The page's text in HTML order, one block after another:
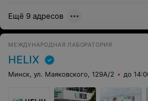
Ещё 9 адресов
МЕЖДУНАРОДНАЯ ЛАБОРАТОРИЯ
HELIX
Минск, ул. Маяковского, 129А/2 до